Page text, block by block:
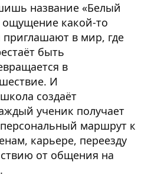
название «Белый
ощущение какой-то
в мир, где
быть
в
И
создаёт
ученик получает
маршрут к
карьере, переезду
от общения на